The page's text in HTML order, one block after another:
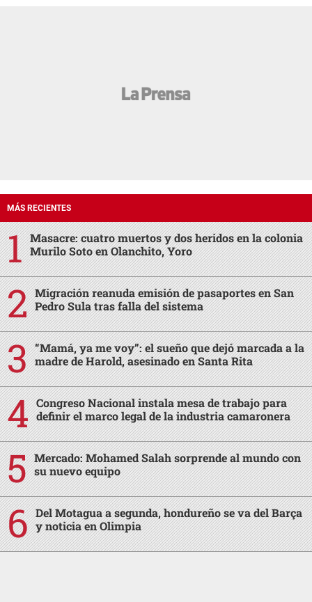
MÁS RECIENTES
Masacre: cuatro muertos y dos heridos en la colonia
Murilo Soto en Olanchito, Yoro
Migración reanuda emisión de pasaportes en San
Pedro Sula tras falla del sistema
“Mamá, ya me voy”: el sueño que dejó marcada a la
madre de Harold, asesinado en Santa Rita
Congreso Nacional instala mesa de trabajo para
definir el marco legal de la industria camaronera
Mercado: Mohamed Salah sorprende al mundo con
su nuevo equipo
Del Motagua a segunda, hondureño se va del Barça
y noticia en Olimpia